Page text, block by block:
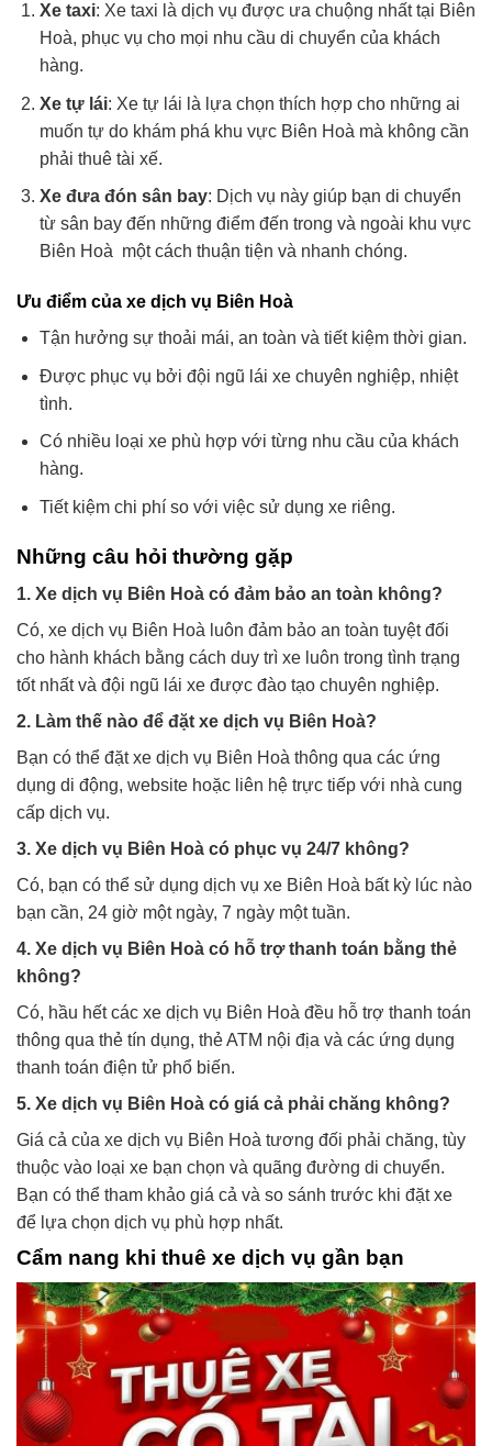
Xe taxi: Xe taxi là dịch vụ được ưa chuộng nhất tại Biên
Hoà, phục vụ cho mọi nhu cầu di chuyển của khách
hàng.
Xe tự lái: Xe tự lái là lựa chọn thích hợp cho những ai
muốn tự do khám phá khu vực Biên Hoà mà không cần
phải thuê tài xế.
Xe đưa đón sân bay: Dịch vụ này giúp bạn di chuyển
từ sân bay đến những điểm đến trong và ngoài khu vực
Biên Hoà một cách thuận tiện và nhanh chóng.
Ưu điểm của xe dịch vụ Biên Hoà
Tận hưởng sự thoải mái, an toàn và tiết kiệm thời gian.
Được phục vụ bởi đội ngũ lái xe chuyên nghiệp, nhiệt
tình.
Có nhiều loại xe phù hợp với từng nhu cầu của khách
hàng.
Tiết kiệm chi phí so với việc sử dụng xe riêng.
Những câu hỏi thường gặp
1. Xe dịch vụ Biên Hoà có đảm bảo an toàn không?
Có, xe dịch vụ Biên Hoà luôn đảm bảo an toàn tuyệt đối
cho hành khách bằng cách duy trì xe luôn trong tình trạng
tốt nhất và đội ngũ lái xe được đào tạo chuyên nghiệp.
2. Làm thế nào để đặt xe dịch vụ Biên Hoà?
Bạn có thể đặt xe dịch vụ Biên Hoà thông qua các ứng
dụng di động, website hoặc liên hệ trực tiếp với nhà cung
cấp dịch vụ.
3. Xe dịch vụ Biên Hoà có phục vụ 24/7 không?
Có, bạn có thể sử dụng dịch vụ xe Biên Hoà bất kỳ lúc nào
bạn cần, 24 giờ một ngày, 7 ngày một tuần.
4. Xe dịch vụ Biên Hoà có hỗ trợ thanh toán bằng thẻ
không?
Có, hầu hết các xe dịch vụ Biên Hoà đều hỗ trợ thanh toán
thông qua thẻ tín dụng, thẻ ATM nội địa và các ứng dụng
thanh toán điện tử phổ biến.
5. Xe dịch vụ Biên Hoà có giá cả phải chăng không?
Giá cả của xe dịch vụ Biên Hoà tương đối phải chăng, tùy
thuộc vào loại xe bạn chọn và quãng đường di chuyển.
Bạn có thể tham khảo giá cả và so sánh trước khi đặt xe
để lựa chọn dịch vụ phù hợp nhất.
Cẩm nang khi thuê xe dịch vụ gần bạn